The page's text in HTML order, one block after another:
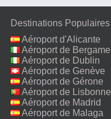
Destinations Populaires
Aéroport d'Alicante
Aéroport de Bergame
Aéroport de Dublin
Aéroport de Genève
Aéroport de Gérone
Aéroport de Lisbonne
Aéroport de Madrid
Aéroport de Malaga